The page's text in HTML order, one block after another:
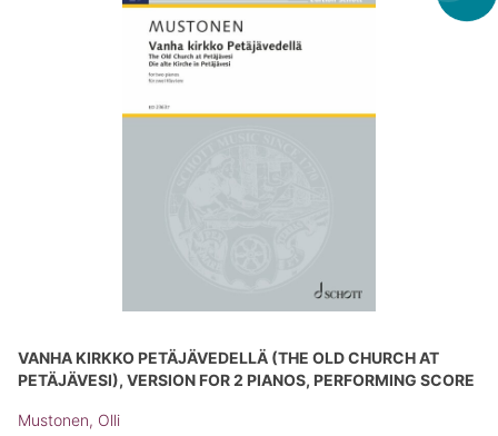
VANHA KIRKKO PETÄJÄVEDELLÄ (THE OLD CHURCH AT
PETÄJÄVESI), VERSION FOR 2 PIANOS, PERFORMING SCORE
Mustonen, Olli